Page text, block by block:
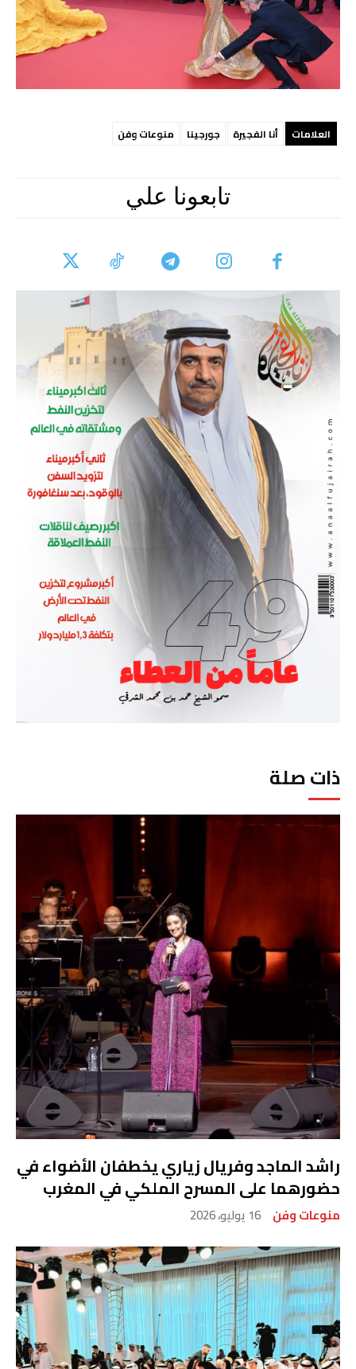
ذات صلة
راشد الماجد وفريال زياري يخطفان الأضواء في
حضورهما على المسرح الملكي في المغرب
منوعات وفن 16 يوليو، 2026
العلامات أنا الفجيرة جورجينا منوعات وفن
تابعونا علي